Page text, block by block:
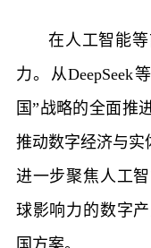
在人工智能
力。从DeepSeek
国”战略的全面推
推动数字经济与实
进一步聚焦人工
球影响力的数字